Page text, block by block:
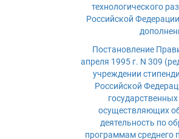
технологического
Российской
Постановление
апреля 1995 г. N 309
учреждении
Российской
осуществляющих
деятельность по
программам среднего